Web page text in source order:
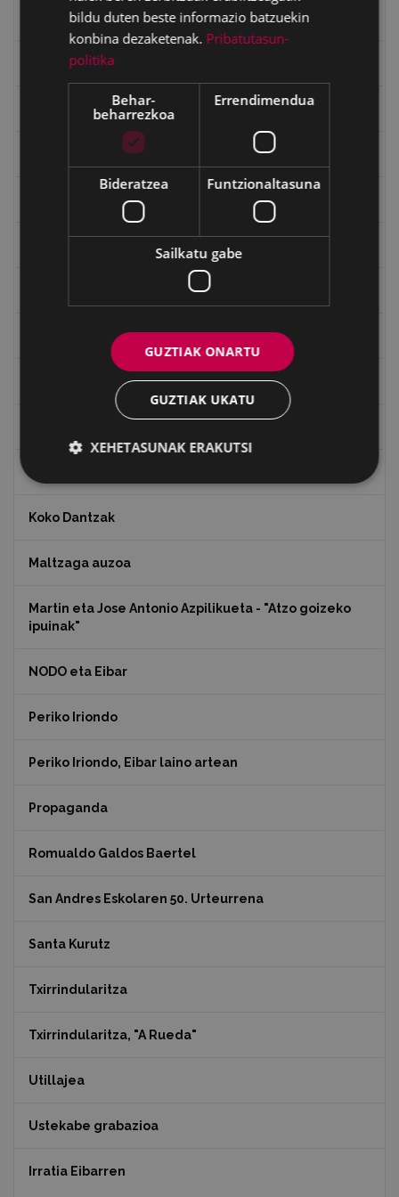
Emakumeak
Errepublika
Gerra Zibilaren Interpretazio Zentroa
Gerrako umeak
Ignacio Zuloaga (1870-2020)
Ignazio Zuloagaren margolanak Eibarko dendetan
Indalecio Ojanguren, Gipuzkoako Foru Aldundia
Koko Dantzak
Maltzaga auzoa
Martin eta Jose Antonio Azpilikueta - "Atzo goizeko
ipuinak"
NODO eta Eibar
Periko Iriondo
Periko Iriondo, Eibar laino artean
Propaganda
Romualdo Galdos Baertel
San Andres Eskolaren 50. Urteurrena
Santa Kurutz
Txirrindularitza
Txirrindularitza, "A Rueda"
Utillajea
Ustekabe grabazioa
Irratia Eibarren
bildu duten beste informazio batzuekin
konbina dezaketenak. Pribatutasun-
politika
Behar-
beharrezkoa
Errendimendua
Bideratzea Funtzionaltasuna
Sailkatu gabe
GUZTIAK ONARTU
GUZTIAK UKATU
XEHETASUNAK ERAKUTSI